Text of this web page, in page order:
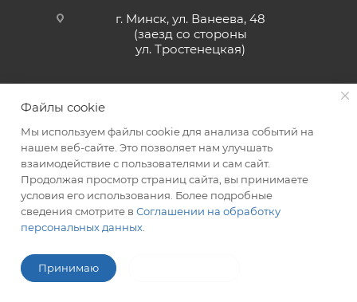
г. Минск, ул. Ванеева, 48
(заезд со стороны
ул. Тростенецкая)
2026 © ЗАО «ТВК»
Файлы cookie
Мы используем файлы cookie для анализа событий на
нашем веб-сайте. Это позволяет нам улучшать
взаимодействие с пользователями и сам сайт.
Продолжая просмотр страниц сайта, вы принимаете
условия его использования. Более подробные
сведения смотрите в Соглашении на обработку
персональных данных
Принимаю